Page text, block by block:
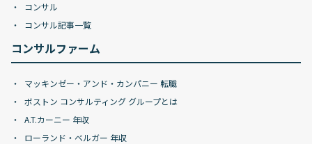
コンサル
コンサル記事一覧
コンサルファーム
マッキンゼー・アンド・カンパニー 転職
ボストン コンサルティング グループとは
A.T.カーニー 年収
ローランド・ベルガー 年収